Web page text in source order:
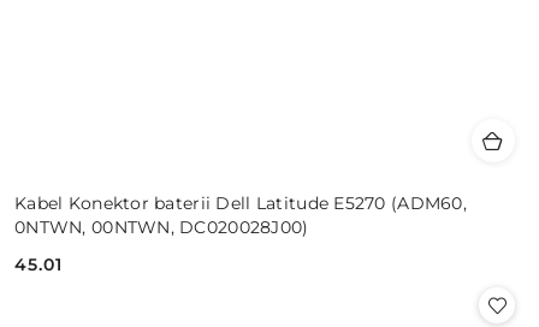
Kabel Konektor baterii Dell Latitude E5270 (ADM60,
0NTWN, 00NTWN, DC020028J00)
Cena:
45.01